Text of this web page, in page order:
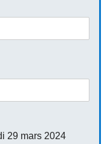
29 mars 2024